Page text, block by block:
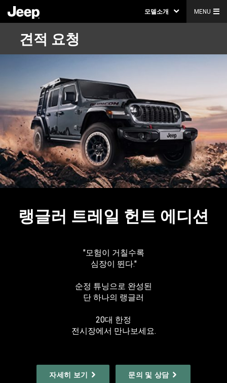
모델소개 MENU
견적 요청
랭글러 트레일 헌트 에디션
"모험이 거칠수록
심장이 뛴다."
순정 튜닝으로 완성된
단 하나의 랭글러
20대 한정
전시장에서 만나보세요.
자세히 보기 문의 및 상담